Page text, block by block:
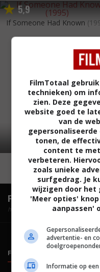
5,9
If Someone Had Known
FilmTotaal.Hét
hosted by
FILMTOTAAL
FilmTotaal
technieken) om
zien. Deze
website goed te
van de
tonen, de
content te
verbeteren.
zoals unieke
surfgedrag. Je
wijzigen door het
'Meer opties'
aanpassen'
advertentie- en
Informatie op